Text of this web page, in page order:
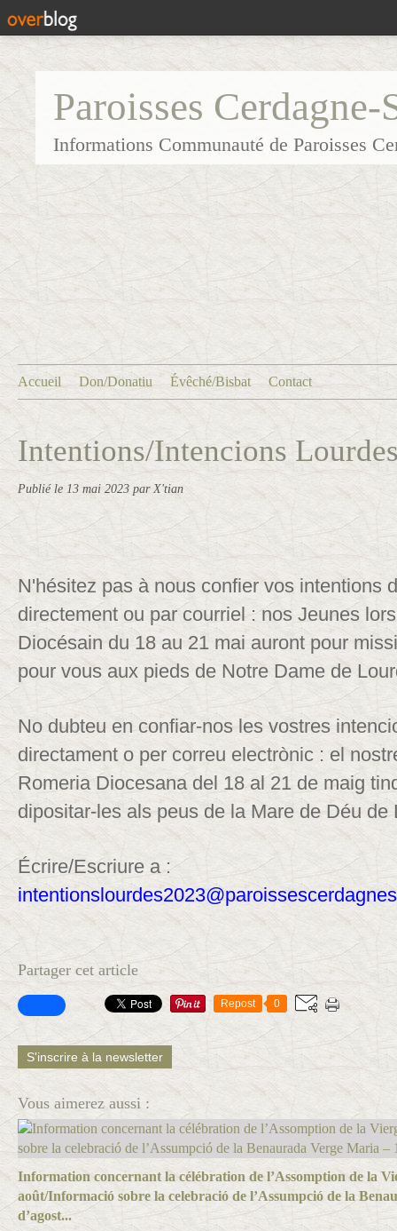
Paroisses
Informations Communauté de Paroisses
Accueil Don/Donatiu Évêché/Bisbat Contact
Intentions/Intencions
Publié le 13 mai 2023 par X'tian
N'hésitez pas à nous confier vos intentions
directement ou par courriel : nos Jeunes
Diocésain du 18 au 21 mai auront pour
pour vous aux pieds de Notre Dame de
No dubteu en confiar-nos les vostres
directament o per correu electrònic : el
Romeria Diocesana del 18 al 21 de maig
dipositar-les als peus de la Mare de Déu de
Écrire/Escriure a :
Partager cet article
Repost 0
S'inscrire à la newsletter
Vous aimerez aussi :
Information concernant la célébration de l’Assomption de la
août/Informació sobre la celebració de l’Assumpció de la
d’agost...